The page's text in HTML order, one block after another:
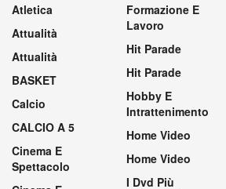
Atletica
Attualità
Attualità
BASKET
Calcio
CALCIO A 5
Cinema E
Spettacolo
Formazione E
Lavoro
Hit Parade
Hit Parade
Hobby E
Intrattenimento
Home Video
Home Video
I Dvd Più